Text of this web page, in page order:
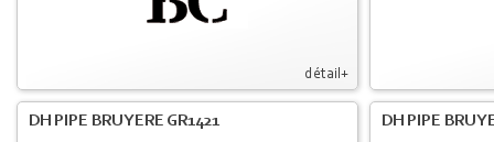
détail+
DH PIPE BRUYERE GR1421 DH PIPE